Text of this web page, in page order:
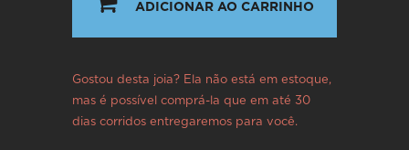
ADICIONAR AO CARRINHO
Gostou desta joia? Ela não está em estoque,
mas é possível comprá-la que em até 30
dias corridos entregaremos para você.